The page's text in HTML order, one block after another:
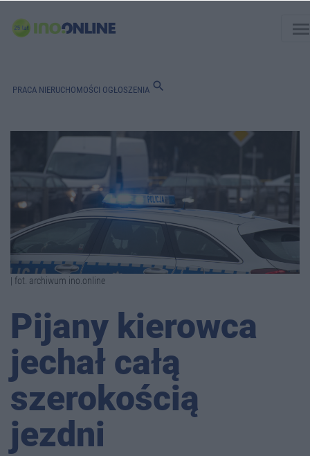
PRACA NIERUCHOMOŚCI OGŁOSZENIA search
| fot. archiwum ino.online
Pijany kierowca
jechał całą
szerokością
jezdni